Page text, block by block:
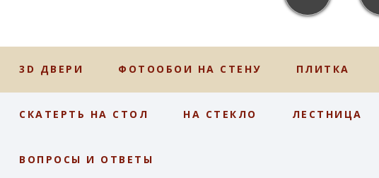
3D ДВЕРИ ФОТООБОИ НА СТЕНУ ПЛИТКА
СКАТЕРТЬ НА СТОЛ НА СТЕКЛО ЛЕСТНИЦА
ВОПРОСЫ И ОТВЕТЫ